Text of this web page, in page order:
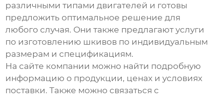
различными типами двигателей и готовы
предложить оптимальное решение для
любого случая. Они также предлагают услуги
по изготовлению шкивов по индивидуальным
размерам и спецификациям.
На сайте компании можно найти подробную
информацию о продукции, ценах и условиях
поставки. Также можно связаться с